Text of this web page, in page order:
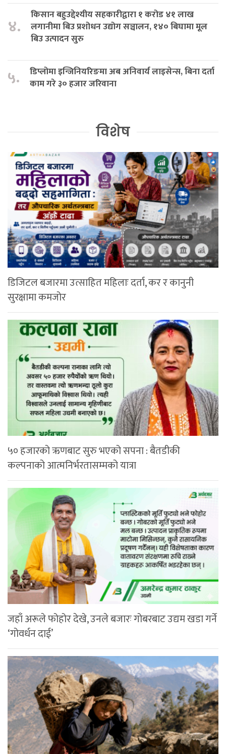
४.
किसान बहुउद्देश्यीय सहकारीद्वारा १ करोड ४१ लाख
लगानीमा बिउ प्रशोधन उद्योग सञ्चालन, १४० बिघामा मूल
बिउ उत्पादन सुरु
५.
डिप्लोमा इन्जिनियरिङमा अब अनिवार्य लाइसेन्स, बिना दर्ता
काम गरे ३० हजार जरिवाना
विशेष
डिजिटल बजारमा उत्साहित महिलाः दर्ता, कर र कानुनी
सुरक्षामा कमजोर
५० हजारको ऋणबाट सुरु भएको सपना : बैतडीकी
कल्पनाको आत्मनिर्भरतासम्मको यात्रा
जहाँ अरूले फोहोर देखे, उनले बजारः गोबरबाट उद्यम खडा गर्ने
‘गोवर्धन दाई’